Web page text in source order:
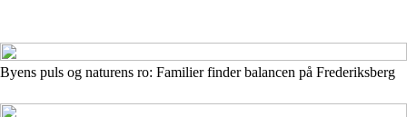
Byens puls og naturens ro: Familier finder balancen på Frederiksberg